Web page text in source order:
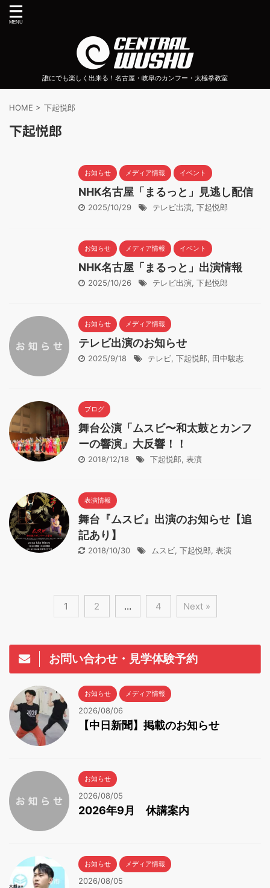
誰にでも楽しく出来る！名古屋・岐阜のカンフー・太極拳教室
HOME > 下起悦郎
下起悦郎
お知らせ メディア情報 イベント
NHK名古屋「まるっと」見逃し配信
2025/10/29 テレビ出演, 下起悦郎
お知らせ メディア情報 イベント
NHK名古屋「まるっと」出演情報
2025/10/26 テレビ出演, 下起悦郎
お知らせ メディア情報
テレビ出演のお知らせ
2025/9/18 テレビ, 下起悦郎, 田中駿志
ブログ
舞台公演「ムスビ〜和太鼓とカンフ
ーの響演」大反響！！
2018/12/18 下起悦郎, 表演
表演情報
舞台『ムスビ』出演のお知らせ【追
記あり】
2018/10/30 ムスビ, 下起悦郎, 表演
1 2 … 4 Next »
お問い合わせ・見学体験予約
お知らせ メディア情報
2026/08/06
【中日新聞】掲載のお知らせ
お知らせ
2026/08/05
2026年9月 休講案内
お知らせ メディア情報
2026/08/05